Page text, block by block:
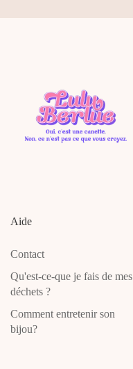
Aide
Contact
Qu'est-ce-que je fais de mes
déchets ?
Comment entretenir son
bijou?